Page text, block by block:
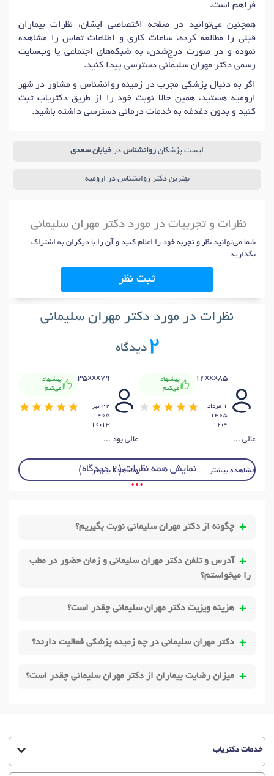
فراهم است.
همچنین می‌توانید در صفحه اختصاصی ایشان، نظرات بیماران
قبلی را مطالعه کرده، ساعات کاری و اطلاعات تماس را مشاهده
نموده و در صورت درج‌شدن، به شبکه‌های اجتماعی یا وب‌سایت
رسمی دکتر مهران سلیمانی دسترسی پیدا کنید.
اگر به دنبال پزشکی مجرب در زمینه روانشناس و مشاور در شهر
ارومیه هستید، همین حالا نوبت خود را از طریق دکتریاب ثبت
کنید و بدون دغدغه به خدمات درمانی دسترسی داشته باشید.
لیست پزشکان روانشناس درخیابان سعدی
بهترین دکتر روانشناس در ارومیه
نظرات و تجربیات در مورد دکتر مهران سلیمانی
شما می‌توانید نظر و تجربه خود را اعلام کنید و آن را با دیگران به اشتراک
بگذارید
ثبت نظر
نظرات در مورد دکتر مهران سلیمانی
2دیدگاه
14xxx85
پیشنهاد
می‌کنم
1 مرداد
1405 -
12:4
عالی ...
مشاهده بیشتر
35xxx79
پیشنهاد
می‌کنم
22 تير
1405 -
10:13
عالی بود ...
مشاهده بیشترنمایش همه نظرات (2 دیدگاه)
• • •
چگونه از دکتر مهران سلیمانی نوبت بگیریم؟
آدرس و تلفن دکتر مهران سلیمانی و زمان حضور در مطب
را میخواستم؟
هزینه ویزیت دکتر مهران سلیمانی چقدر است؟
دکتر مهران سلیمانی در چه زمینه پزشکی فعالیت دارند؟
میزان رضایت بیماران از دکتر مهران سلیمانی چقدر است؟
خدمات دکتریاب